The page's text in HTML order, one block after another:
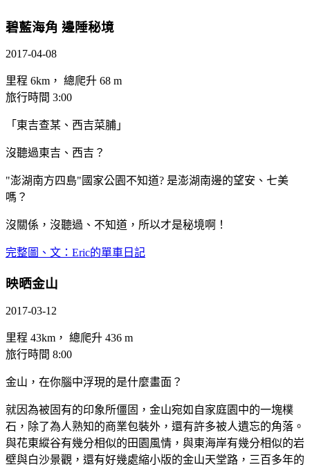
碧藍海角 邊陲秘境
2017-04-08
里程 6km， 總爬升 68 m
旅行時間 3:00
「東吉查某、西吉菜脯」
沒聽過東吉、西吉？
"澎湖南方四島"國家公園不知道? 是澎湖南邊的望安、七美
嗎？
沒關係，沒聽過、不知道，所以才是秘境啊！
完整圖、文：Eric的單車日記
映晒金山
2017-03-12
里程 43km， 總爬升 436 m
旅行時間 8:00
金山，在你腦中浮現的是什麼畫面？
就因為被固有的印象所僵固，金山宛如自家庭園中的一塊樸
石，除了為人熟知的商業包裝外，還有許多被人遺忘的角落。
與花東縱谷有幾分相似的田園風情，與東海岸有幾分相似的岩
壁與白沙景觀，還有好幾處縮小版的金山天堂路，三百多年的